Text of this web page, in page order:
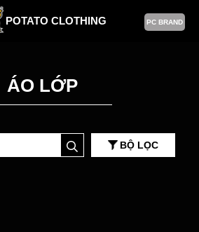
POTATO CLOTHING PC BRAND
ÁO LỚP
BỘ LỌC